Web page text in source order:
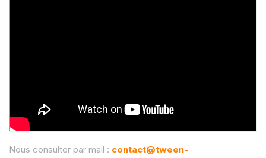
Nous consulter par mail : contact@tween-